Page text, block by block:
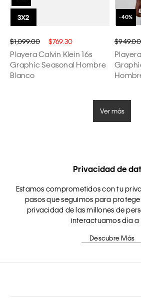
$1,099.00 $769.30
Playera Calvin Klein 16s
Graphic Seasonal Hombre
Blanco
$949.00
Ver más
Privacidad de
Estamos comprometidos con tu
pasos que seguimos para
privacidad de las millones de
interactuamos día a
Descubre Más